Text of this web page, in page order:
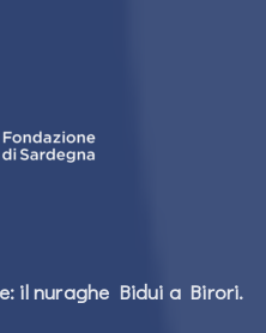
il nuraghe Bidui a Birori.